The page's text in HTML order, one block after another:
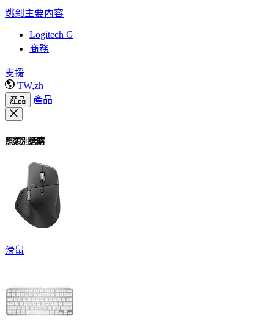
跳到主要內容
Logitech G
商務
支援
TW,zh
產品 產品
照類別選購
滑鼠